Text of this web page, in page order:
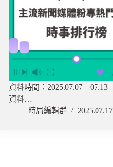
資料時間：2025.07.07 – 07.13
資料…
時局編輯群
2025.07.17